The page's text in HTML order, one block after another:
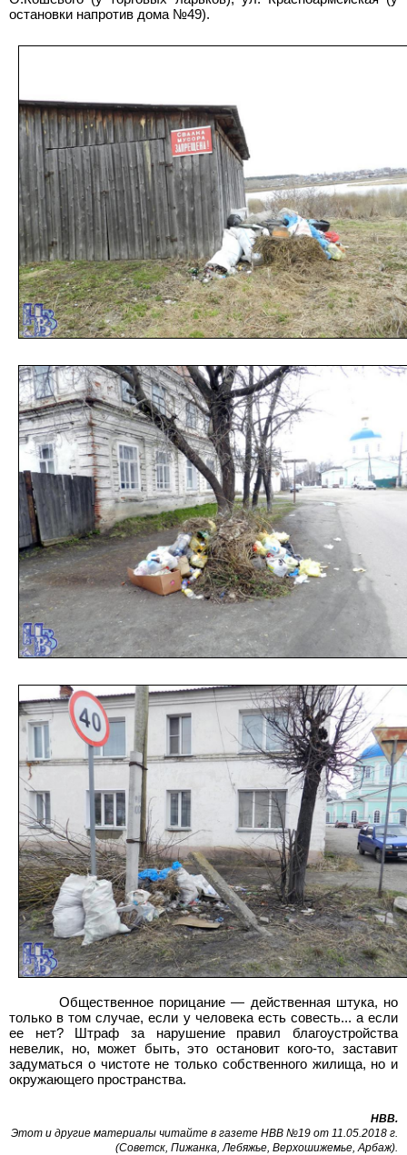
остановки напротив дома №49).
Общественное порицание — действенная штука, но
только в том случае, если у человека есть совесть... а если
ее нет? Штраф за нарушение правил благоустройства
невелик, но, может быть, это остановит кого-то, заставит
задуматься о чистоте не только собственного жилища, но и
окружающего пространства.
НВВ.
Этот и другие материалы читайте в газете НВВ №19 от 11.05.2018 г.
(Советск, Пижанка, Лебяжье, Верхошижемье, Арбаж).